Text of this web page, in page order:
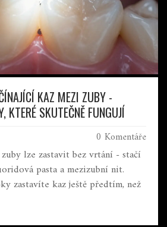
KAZ MEZI ZUBY -
KTERÉ SKUTEČNĚ FUNGUJÍ
0 Komentáře
lze zastavit bez vrtání - stačí
pasta a mezizubní nit.
zastavíte kaz ještě předtím, než